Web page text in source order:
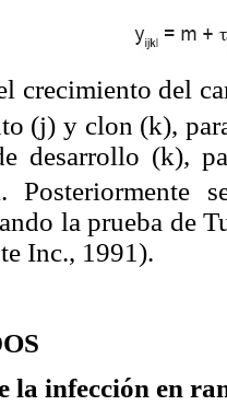
crecimiento del
(j) y clon (k),
desarrollo (k),
Posteriormente
la prueba de
Inc., 1991).
la infección en